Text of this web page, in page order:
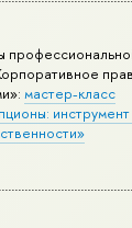
мастер-класс
инструмент